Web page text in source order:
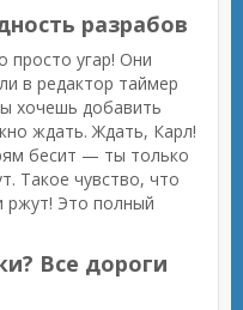
разрабов
просто угар! Они
в редактор таймер
хочешь добавить
ждать. Ждать, Карл!
бесит — ты только
Такое чувство, что
ржут! Это полный
Все дороги